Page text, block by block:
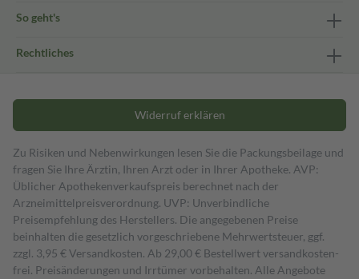
So geht's
Rechtliches
Widerruf erklären
Zu Risiken und Nebenwirkungen lesen Sie die Packungsbeilage und
fragen Sie Ihre Ärztin, Ihren Arzt oder in Ihrer Apotheke. AVP:
Üblicher Apothekenverkaufspreis berechnet nach der
Arzneimittelpreisverordnung. UVP: Unverbindliche
Preisempfehlung des Herstellers. Die angegebenen Preise
beinhalten die gesetzlich vorgeschriebene Mehrwertsteuer, ggf.
zzgl. 3,95 € Versandkosten. Ab 29,00 € Bestell­wert versand­kosten­
frei. Preisänderungen und Irrtümer vorbehalten. Alle Angebote